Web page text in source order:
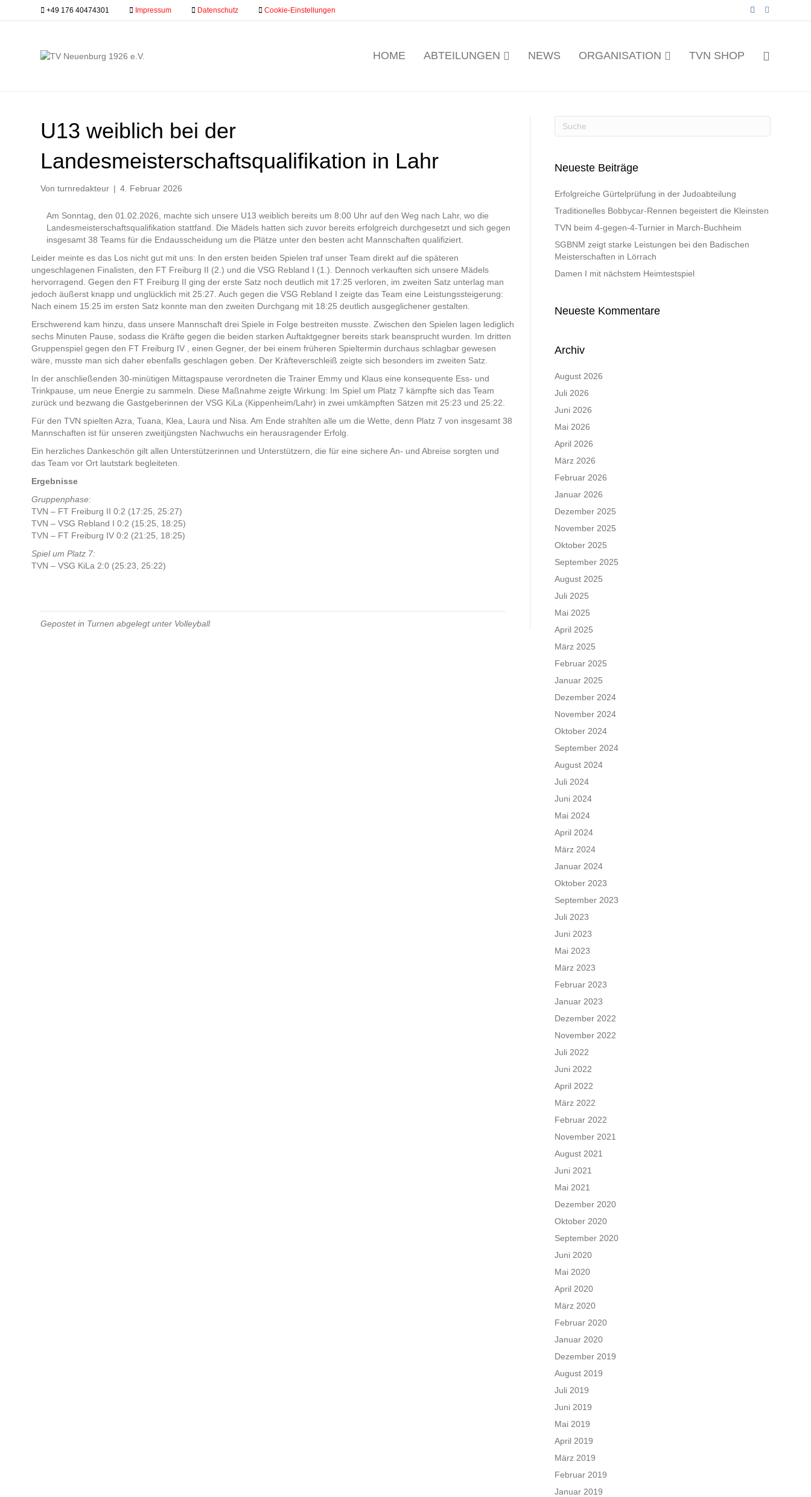
+49 176 40474301 Impressum Datenschutz Cookie-Einstellungen
c
o
I
n
s
HOME ABTEILUNGEN NEWS ORGANISATION TVN SHOP
U13 weiblich bei der
Landesmeisterschaftsqualifikation in Lahr
Vonturnredakteur | 4. Februar 2026
Am Sonntag, den 01.02.2026, machte sich unsere U13 weiblich bereits um 8:00 Uhr auf den Weg nach Lahr, wo die
Landesmeisterschaftsqualifikation stattfand. Die Mädels hatten sich zuvor bereits erfolgreich durchgesetzt und sich gegen
insgesamt 38 Teams für die Endausscheidung um die Plätze unter den besten acht Mannschaften qualifiziert.
Leider meinte es das Los nicht gut mit uns: In den ersten beiden Spielen traf unser Team direkt auf die späteren
ungeschlagenen Finalisten, den FT Freiburg II (2.) und die VSG Rebland I (1.). Dennoch verkauften sich unsere Mädels
hervorragend. Gegen den FT Freiburg II ging der erste Satz noch deutlich mit 17:25 verloren, im zweiten Satz unterlag man
jedoch äußerst knapp und unglücklich mit 25:27. Auch gegen die VSG Rebland I zeigte das Team eine Leistungssteigerung:
Nach einem 15:25 im ersten Satz konnte man den zweiten Durchgang mit 18:25 deutlich ausgeglichener gestalten.
Erschwerend kam hinzu, dass unsere Mannschaft drei Spiele in Folge bestreiten musste. Zwischen den Spielen lagen lediglich
sechs Minuten Pause, sodass die Kräfte gegen die beiden starken Auftaktgegner bereits stark beansprucht wurden. Im dritten
Gruppenspiel gegen den FT Freiburg IV , einen Gegner, der bei einem früheren Spieltermin durchaus schlagbar gewesen
wäre, musste man sich daher ebenfalls geschlagen geben. Der Kräfteverschleiß zeigte sich besonders im zweiten Satz.
In der anschließenden 30-minütigen Mittagspause verordneten die Trainer Emmy und Klaus eine konsequente Ess- und
Trinkpause, um neue Energie zu sammeln. Diese Maßnahme zeigte Wirkung: Im Spiel um Platz 7 kämpfte sich das Team
zurück und bezwang die Gastgeberinnen der VSG KiLa (Kippenheim/Lahr) in zwei umkämpften Sätzen mit 25:23 und 25:22.
Für den TVN spielten Azra, Tuana, Klea, Laura und Nisa. Am Ende strahlten alle um die Wette, denn Platz 7 von insgesamt 38
Mannschaften ist für unseren zweitjüngsten Nachwuchs ein herausragender Erfolg.
Ein herzliches Dankeschön gilt allen Unterstützerinnen und Unterstützern, die für eine sichere An- und Abreise sorgten und
das Team vor Ort lautstark begleiteten.
Ergebnisse
Gruppenphase:
TVN – FT Freiburg II 0:2 (17:25, 25:27)
TVN – VSG Rebland I 0:2 (15:25, 18:25)
TVN – FT Freiburg IV 0:2 (21:25, 18:25)
Spiel um Platz 7:
TVN – VSG KiLa 2:0 (25:23, 25:22)
Gepostet in Turnen abgelegt unter Volleyball
Neueste Beiträge
Erfolgreiche Gürtelprüfung in der Judoabteilung
Traditionelles Bobbycar-Rennen begeistert die Kleinsten
TVN beim 4-gegen-4-Turnier in March-Buchheim
SGBNM zeigt starke Leistungen bei den Badischen
Meisterschaften in Lörrach
Damen I mit nächstem Heimtestspiel
Neueste Kommentare
Archiv
August 2026
Juli 2026
Juni 2026
Mai 2026
April 2026
März 2026
Februar 2026
Januar 2026
Dezember 2025
November 2025
Oktober 2025
September 2025
August 2025
Juli 2025
Mai 2025
April 2025
März 2025
Februar 2025
Januar 2025
Dezember 2024
November 2024
Oktober 2024
September 2024
August 2024
Juli 2024
Juni 2024
Mai 2024
April 2024
März 2024
Januar 2024
Oktober 2023
September 2023
Juli 2023
Juni 2023
Mai 2023
März 2023
Februar 2023
Januar 2023
Dezember 2022
November 2022
Juli 2022
Juni 2022
April 2022
März 2022
Februar 2022
November 2021
August 2021
Juni 2021
Mai 2021
Dezember 2020
Oktober 2020
September 2020
Juni 2020
Mai 2020
April 2020
März 2020
Februar 2020
Januar 2020
Dezember 2019
August 2019
Juli 2019
Juni 2019
Mai 2019
April 2019
März 2019
Februar 2019
Januar 2019